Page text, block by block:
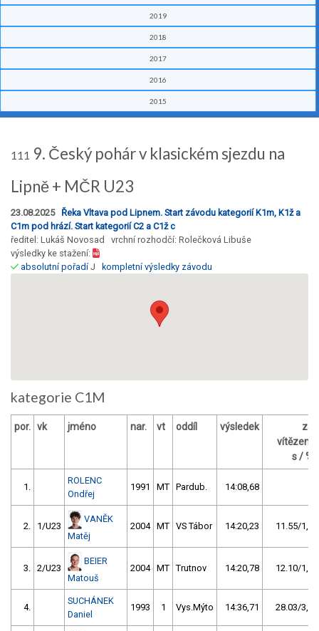
2019
2018
2017
2016
2015
111 9. Český pohár v klasickém sjezdu na
Lipně + MČR U23
23.08.2025 Řeka Vltava pod Lipnem. Start závodu kategorií K1m, K1ž a
C1m pod hrází. Start kategorií C2 a C1ž c
ředitel: Lukáš Novosad vrchní rozhodčí: Rolečková Libuše
výsledky ke stažení:
absolutní pořadíJ kompletní výsledky závodu
kategorie C1M
por. vk jméno nar. vt oddíl výsledek
za
vítězem
s / %
1.
ROLENC
Ondřej
1991 MT Pardub. 14:08,68
2. 1/U23
VANĚK
Matěj
2004 MT VS Tábor 14:20,23 11.55/1,4
3. 2/U23
BEIER
Matouš
2004 MT Trutnov 14:20,78 12.10/1,4
4.
SUCHÁNEK
Daniel
1993 1 Vys.Mýto 14:36,71 28.03/3,3